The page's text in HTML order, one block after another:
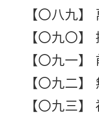
【〇八九
【〇九〇
【〇九一
【〇九二
【〇九三